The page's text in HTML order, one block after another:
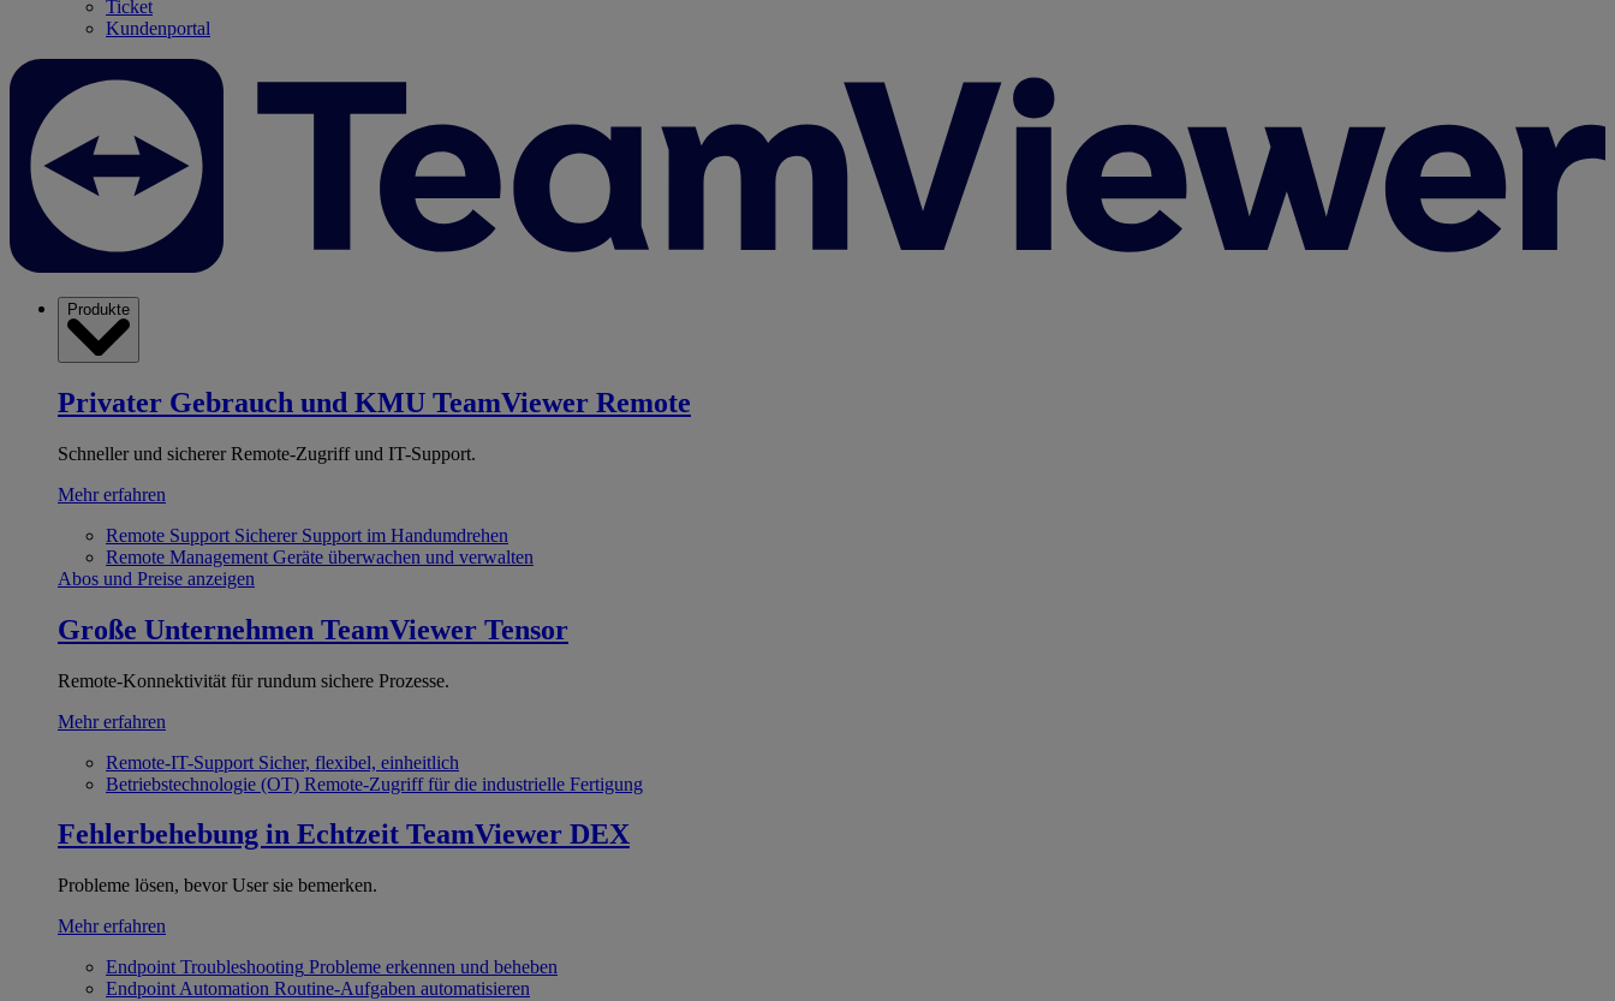
Ticket
Kundenportal
Produkte
Privater Gebrauch und KMU TeamViewer Remote
Schneller und sicherer Remote-Zugriff und IT-Support.
Mehr erfahren
Remote Support Sicherer Support im Handumdrehen
Remote Management Geräte überwachen und verwalten
Abos und Preise anzeigen
Große Unternehmen TeamViewer Tensor
Remote-Konnektivität für rundum sichere Prozesse.
Mehr erfahren
Remote-IT-Support Sicher, flexibel, einheitlich
Betriebstechnologie (OT) Remote-Zugriff für die industrielle Fertigung
Fehlerbehebung in Echtzeit TeamViewer DEX
Probleme lösen, bevor User sie bemerken.
Mehr erfahren
Endpoint Troubleshooting Probleme erkennen und beheben
Endpoint Automation Routine-Aufgaben automatisieren